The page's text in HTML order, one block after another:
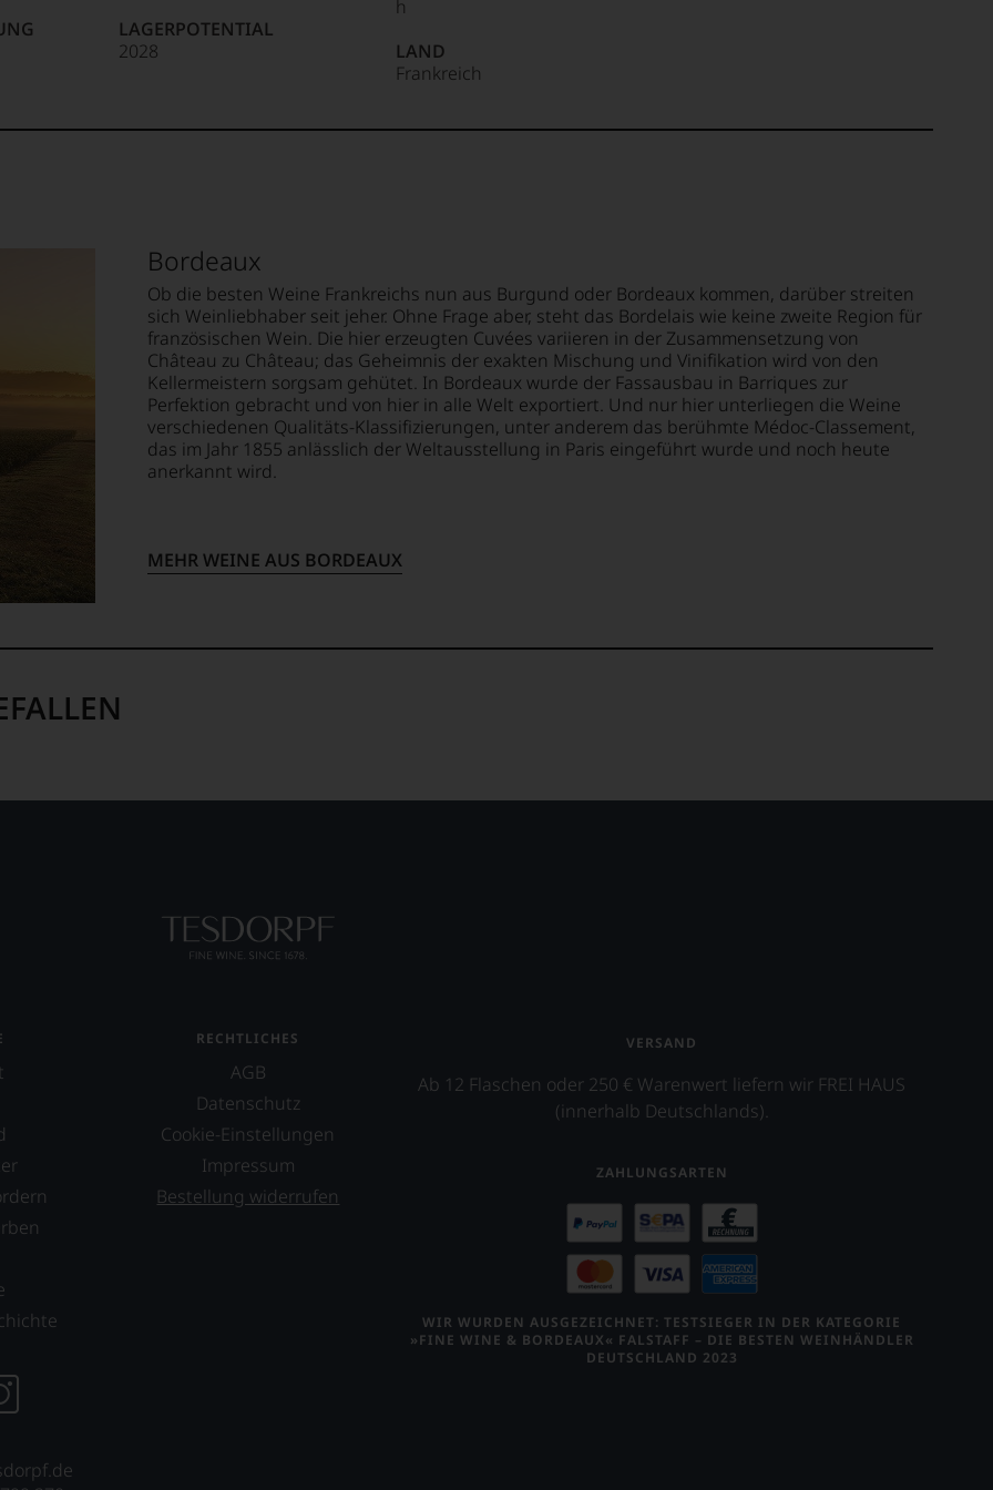
Punkte:
LAGERPOTENTIAL
2028
h
LAND
Frankreich
Bordeaux
Ob die besten Weine Frankreichs nun aus Burgund oder Bordeaux kommen, darüber streiten
sich Weinliebhaber seit jeher. Ohne Frage aber, steht das Bordelais wie keine zweite Region für
französischen Wein. Die hier erzeugten Cuvées variieren in der Zusammensetzung von
Château zu Château; das Geheimnis der exakten Mischung und Vinifikation wird von den
Kellermeistern sorgsam gehütet. In Bordeaux wurde der Fassausbau in Barriques zur
Perfektion gebracht und von hier in alle Welt exportiert. Und nur hier unterliegen die Weine
verschiedenen Qualitäts-Klassifizierungen, unter anderem das berühmte Médoc-Classement,
das im Jahr 1855 anlässlich der Weltausstellung in Paris eingeführt wurde und noch heute
anerkannt wird.
MEHR WEINE AUS BORDEAUX
RECHTLICHES
AGB
Datenschutz
Cookie-Einstellungen
Impressum
Bestellung widerrufen
VERSAND
Ab 12 Flaschen oder 250 € Warenwert liefern wir FREI HAUS
(innerhalb Deutschlands).
ZAHLUNGSARTEN
WIR WURDEN AUSGEZEICHNET: TESTSIEGER IN DER KATEGORIE
»FINE WINE & BORDEAUX« FALSTAFF – DIE BESTEN WEINHÄNDLER
DEUTSCHLAND 2023